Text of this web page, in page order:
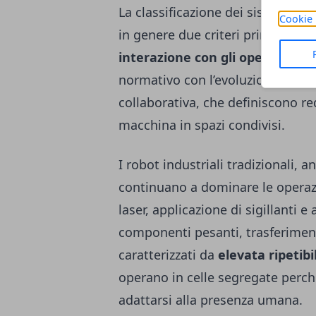
Cookie
La classificazione dei sistemi
in genere due criteri principali: il
interazione con gli operatori
normativo con l’evoluzione degli
collaborativa, che definiscono
macchina in spazi condivisi.
I robot industriali tradizionali,
continuano a dominare le
laser, applicazione di sigillanti
componenti pesanti,
caratterizzati da elevata
operano in celle segregate
adattarsi alla presenza umana.